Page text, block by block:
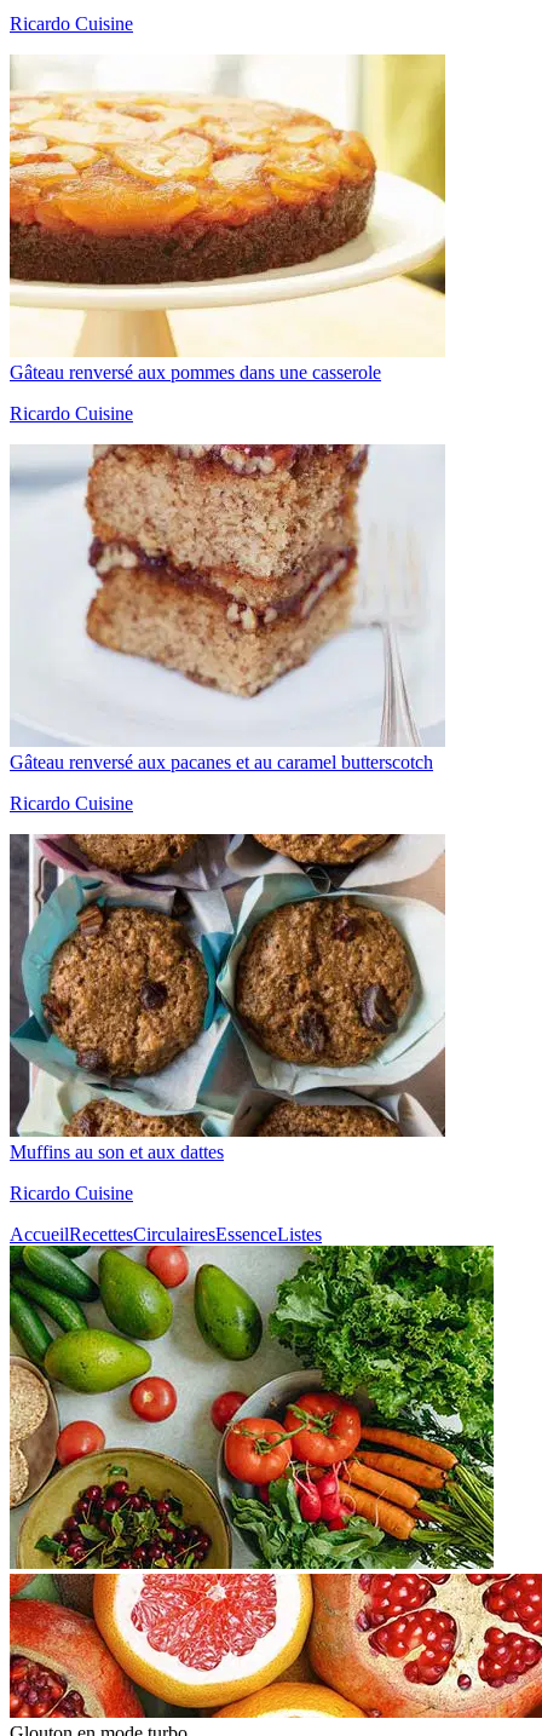
Ricardo Cuisine
Gâteau renversé aux pommes dans une casserole
Ricardo Cuisine
Gâteau renversé aux pacanes et au caramel butterscotch
Ricardo Cuisine
Muffins au son et aux dattes
Ricardo Cuisine
AccueilRecettesCirculairesEssenceListes